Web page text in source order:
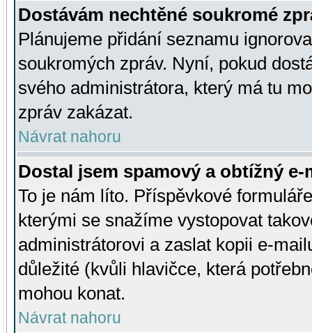
Dostávám nechtěné soukromé
Plánujeme přidání seznamu
soukromých zpráv. Nyní, pokud
svého administrátora, který má tu
zpráv zakázat.
Návrat nahoru
Dostal jsem spamový a obtížný
To je nám líto. Příspěvkové
kterými se snažíme vystopovat
administrátorovi a zaslat kopii e-
důležité (kvůli hlavičce, která
mohou konat.
Návrat nahoru